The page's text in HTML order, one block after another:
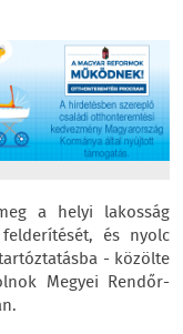
a helyi lakosság
és nyolc
- közölte
Megyei Rendőr-